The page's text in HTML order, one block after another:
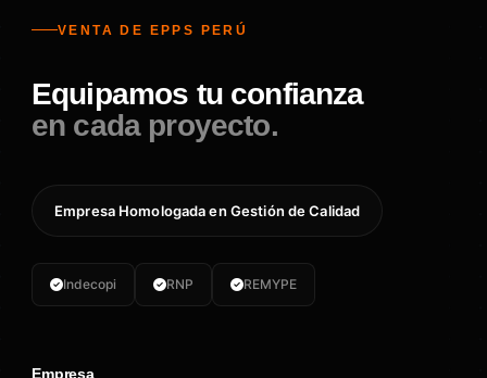
VENTA DE EPPS PERÚ
Equipamos tu confianza
en cada proyecto.
Empresa Homologada en Gestión de Calidad
Indecopi RNP REMYPE
Empresa